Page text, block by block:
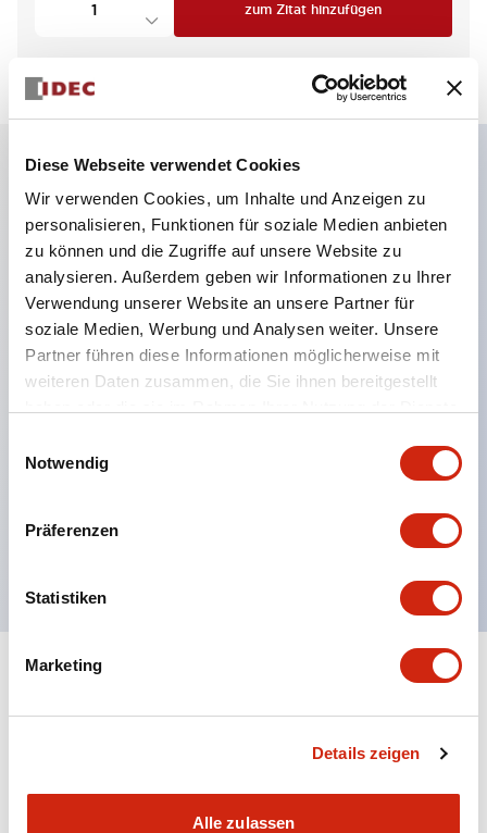
Diese Webseite verwendet Cookies
Wir verwenden Cookies, um Inhalte und Anzeigen zu
personalisieren, Funktionen für soziale Medien anbieten
zu können und die Zugriffe auf unsere Website zu
analysieren. Außerdem geben wir Informationen zu Ihrer
Verwendung unserer Website an unsere Partner für
soziale Medien, Werbung und Analysen weiter. Unsere
Partner führen diese Informationen möglicherweise mit
weiteren Daten zusammen, die Sie ihnen bereitgestellt
Notwendig
Präferenzen
Statistiken
Marketing
Details zeigen
Alle zulassen
zum Zitat hinzufügen
Hauptmerkmale
Eine dichte Montage in Gruppen ist möglich, und
das An- und Abstecken der Kontakt-Einheit ist
auch bei der dichten Montage in Gruppen einfach
durchführbar.
Getrennte Bauweise mit Bajonettmechanismus für
das An- und Abnehmen des Verriegelungshebels.
Schutzart ist Spritzwassergeschützt, IP65 (IEC
60529). (Der Summer ist geschlossen ausgeführt)
UL- und CSA-zertifiziert sowie EN-Normen-